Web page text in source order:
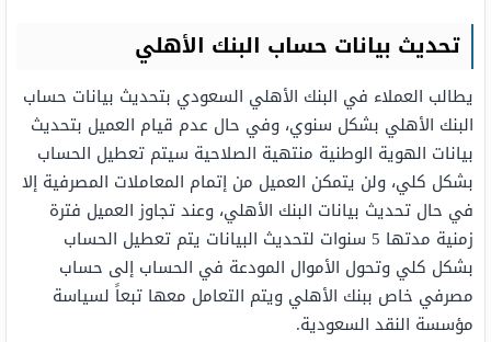
تحديث بيانات حساب البنك الأهلي
يطالب العملاء في البنك الأهلي السعودي بتحديث بيانات حساب
البنك الأهلي بشكل سنوي، وفي حال عدم قيام العميل بتحديث
بيانات الهوية الوطنية منتهية الصلاحية سيتم تعطيل الحساب
بشكل كلي، ولن يتمكن العميل من إتمام المعاملات المصرفية إلا
في حال تحديث بيانات البنك الأهلي، وعند تجاوز العميل فترة
زمنية مدتها 5 سنوات لتحديث البيانات يتم تعطيل الحساب
بشكل كلي وتحول الأموال المودعة في الحساب إلى حساب
مصرفي خاص ببنك الأهلي ويتم التعامل معها تبعاً لسياسة
مؤسسة النقد السعودية.